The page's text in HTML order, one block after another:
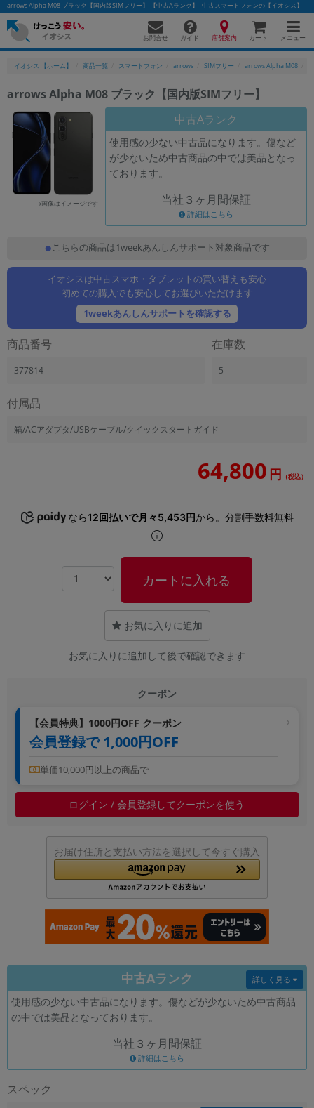
arrows Alpha M08 ブラック【国内版SIMフリー】 【中古Aランク】|中古スマートフォンの【イオシス】
お問合せ ガイド 店舗案内 カート メニュー
イオシス 【ホーム】 商品一覧 スマートフォン arrows SIMフリー arrows Alpha M08
arrows Alpha M08 ブラック【国内版SIMフリー】
※画像はイメージです
中古Aランク
使用感の少ない中古品になります。傷など
が少ないため中古商品の中では美品となっ
ております。
当社３ヶ月間保証
詳細はこちら
こちらの商品は1weekあんしんサポート対象商品です
イオシスは中古スマホ・タブレットの買い替えも安心
初めての購入でも安心してお選びいただけます
1weekあんしんサポートを確認する
商品番号
377814
在庫数
5
付属品
箱/ACアダプタ/USBケーブル/クイックスタートガイド
64,800 円 （税込）
なら12回払いで月々5,453円から。分割手数料無料
カートに入れる
お気に入りに追加
お気に入りに追加して後で確認できます
クーポン
【会員特典】1000円OFF クーポン
会員登録で 1,000円OFF
単価10,000円以上の商品で
ログイン / 会員登録してクーポンを使う
お届け住所と支払い方法を選択して今すぐ購入
中古Aランク
使用感の少ない中古品になります。傷などが少ないため中古商品
の中では美品となっております。
詳しく見る
当社３ヶ月間保証
詳細はこちら
スペック
かんたんパソコン検索に切り替える
フリーワード
除外ワード
商品ジャンルの絞り込み
商品シリーズ名・ブランド名の絞り込み。
「iPhone」「Xperia」「Galaxy」など
メーカー
「Apple」「SONY」「SHARP」など
商品の搭載機能による絞り込み
「新品」「未使用」「中古」など
~
モニタサイズ
~
年 月 まで
ただし機能別のみ「and検索」となります。